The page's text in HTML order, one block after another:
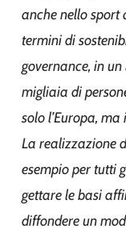
anche nello
termini di
governance, in
migliaia di
solo l’Europa,
La realizzazione
esempio per tutti
gettare le basi
diffondere un